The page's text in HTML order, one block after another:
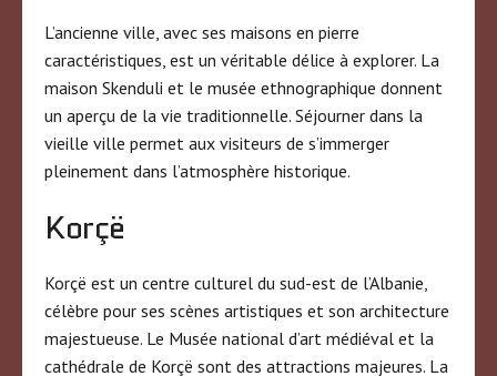
L’ancienne ville, avec ses maisons en pierre
caractéristiques, est un véritable délice à explorer. La
maison Skenduli et le musée ethnographique donnent
un aperçu de la vie traditionnelle. Séjourner dans la
vieille ville permet aux visiteurs de s’immerger
pleinement dans l’atmosphère historique.
Korçë
Korçë est un centre culturel du sud-est de l’Albanie,
célèbre pour ses scènes artistiques et son architecture
majestueuse. Le Musée national d’art médiéval et la
cathédrale de Korçë sont des attractions majeures. La